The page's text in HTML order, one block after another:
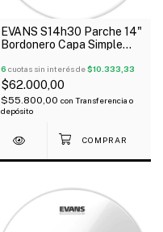
EVANS S14h30 Parche 14"
Bordonero Capa Simple
6 cuotas sin interés de$10.333,33
$62.000,00
$55.800,00 con Transferencia o
depósito